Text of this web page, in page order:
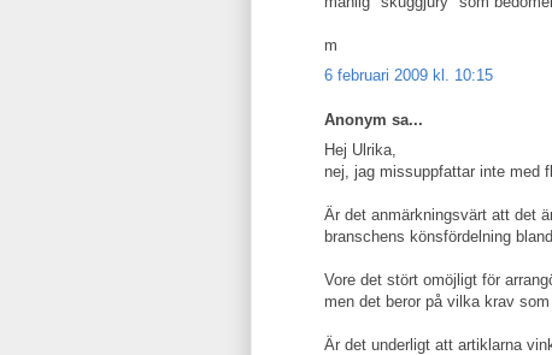
m
6 februari 2009 kl. 10:15
Anonym sa...
Hej Ulrika,
nej, jag missuppfattar inte med
Är det anmärkningsvärt att det
branschens könsfördelning
Vore det stört omöjligt för
men det beror på vilka krav som
Är det underligt att artiklarna